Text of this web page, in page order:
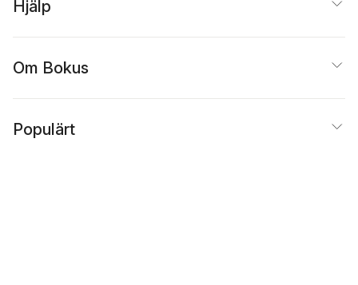
Hjälp
Om Bokus
Populärt